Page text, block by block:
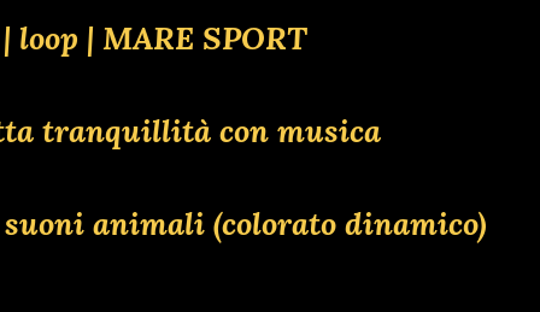
loop | MARE SPORT
tranquillità con musica
animali (colorato dinamico)